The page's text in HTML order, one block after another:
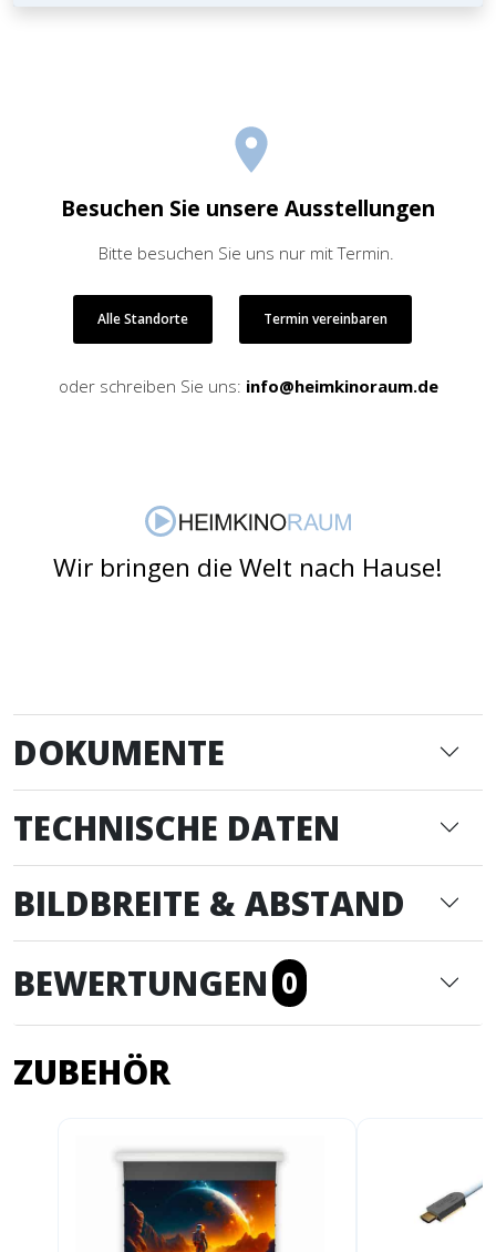
Besuchen Sie unsere Ausstellungen
Bitte besuchen Sie uns nur mit Termin.
Alle Standorte Termin vereinbaren
oder schreiben Sie uns: info@heimkinoraum.de
Wir bringen die Welt nach Hause!
DOKUMENTE
TECHNISCHE DATEN
BILDBREITE & ABSTAND
BEWERTUNGEN 0
ZUBEHÖR